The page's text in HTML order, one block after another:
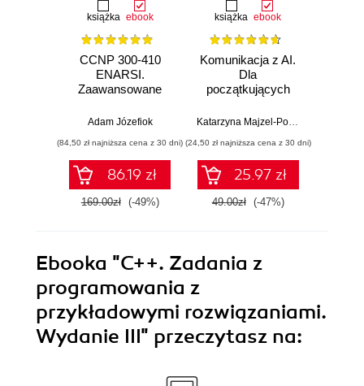
książka ebook
CCNP 300-410
ENARSI.
Zaawansowane
sieciami
bezpieczeństwo
sieci
Adam Józefiok
(84,50 zł najniższa cena z 30 dni)
86.19 zł
169.00zł (-49%)
książka ebook
Komunikacja z AI.
Dla
początkujących
Katarzyna Majzel-Pośpiech
(24,50 zł najniższa cena z 30 dni)
25.97 zł
49.00zł (-47%)
Ebooka "C++. Zadania z
programowania z
przykładowymi rozwiązaniami.
Wydanie III" przeczytasz na: